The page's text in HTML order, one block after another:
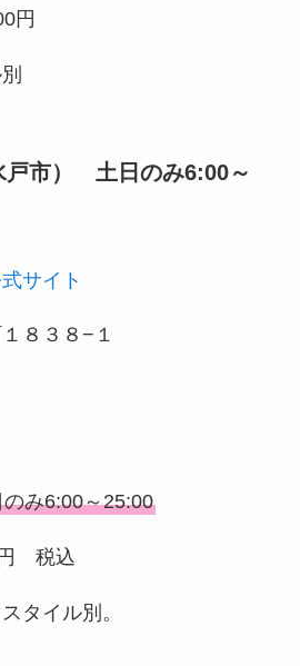
円
戸市） 土日のみ6:00～
サイト
８３８−１
み6:00～25:00
税込
タイル別。